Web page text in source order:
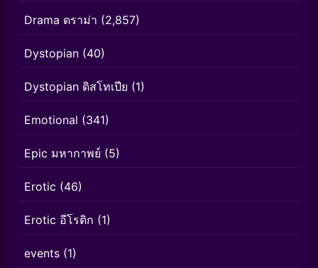
Drama ดราม่า (2,857)
Dystopian (40)
Dystopian ดิสโทเปีย (1)
Emotional (341)
Epic มหากาพย์ (5)
Erotic (46)
Erotic อีโรติก (1)
events (1)